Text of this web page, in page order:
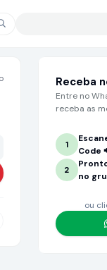
ou mais. Grande
Receba
Entre no
receba as
1
Code
2
no
ou